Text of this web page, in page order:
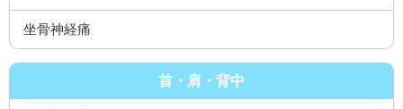
坐骨神経痛
首・肩・背中